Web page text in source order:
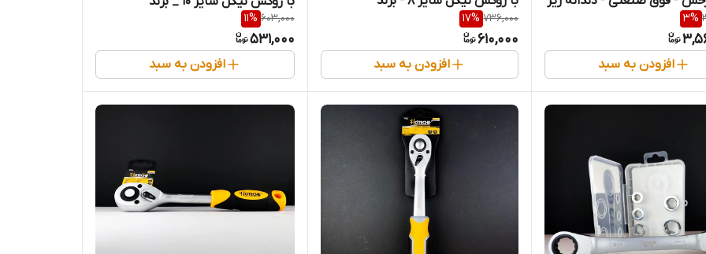
3%
افزودن به سبد
اصلیHotecheهوتچ(192301) (قسطی)
736,000
17%
610,000
افزودن به سبد
(قسطی)
603,000
11%
531,000
افزودن به سبد